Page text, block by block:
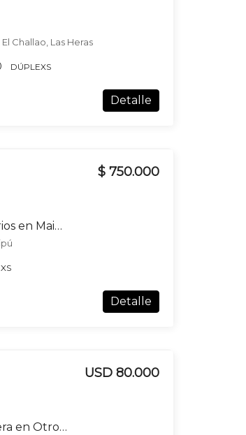
Challao, Las Heras
DÚPLEXS
Detalle
Dúplex en alquiler de 3 dormitorios en Maipú
$ 750.000
Detalle
Departamento en venta c/ cochera en Otros Barrios
USD 80.000